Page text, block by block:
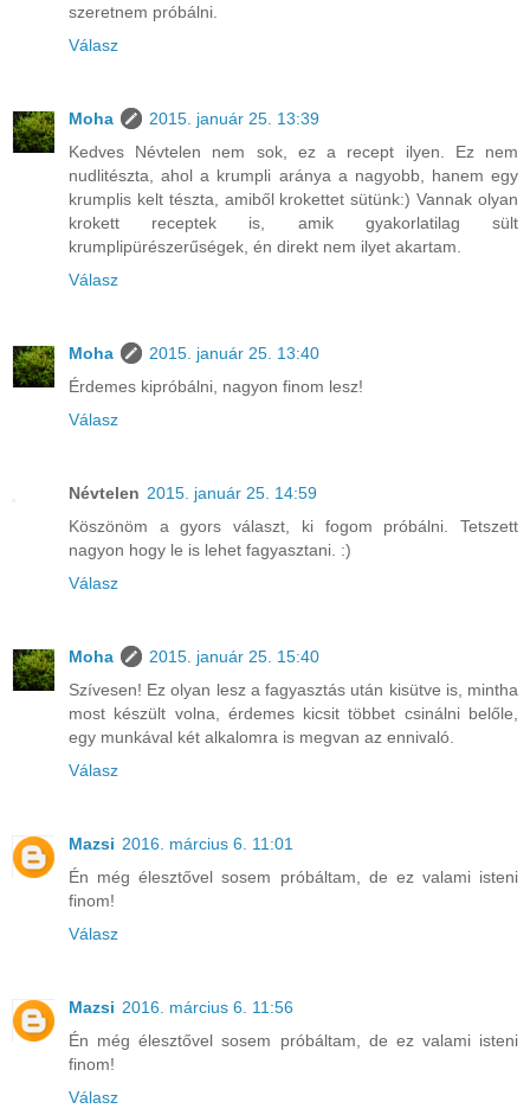
szeretnem próbálni.
Válasz
Moha
2015. január 25. 13:39
Kedves Névtelen nem sok, ez a recept ilyen. Ez nem
nudlitészta, ahol a krumpli aránya a nagyobb, hanem egy
krumplis kelt tészta, amiből krokettet sütünk:) Vannak olyan
krokett receptek is, amik gyakorlatilag sült
krumplipürészerűségek, én direkt nem ilyet akartam.
Válasz
Moha
2015. január 25. 13:40
Érdemes kipróbálni, nagyon finom lesz!
Válasz
Névtelen 2015. január 25. 14:59
Köszönöm a gyors választ, ki fogom próbálni. Tetszett
nagyon hogy le is lehet fagyasztani. :)
Válasz
Moha
2015. január 25. 15:40
Szívesen! Ez olyan lesz a fagyasztás után kisütve is, mintha
most készült volna, érdemes kicsit többet csinálni belőle,
egy munkával két alkalomra is megvan az ennivaló.
Válasz
Mazsi 2016. március 6. 11:01
Én még élesztővel sosem próbáltam, de ez valami isteni
finom!
Válasz
Mazsi 2016. március 6. 11:56
Én még élesztővel sosem próbáltam, de ez valami isteni
finom!
Válasz